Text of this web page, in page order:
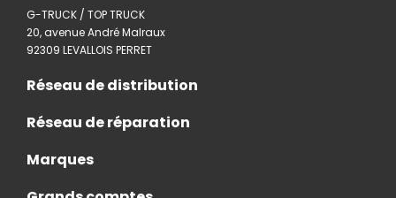
G-TRUCK / TOP TRUCK
20, avenue André Malraux
92309 LEVALLOIS PERRET
Réseau de distribution
Réseau de réparation
Marques